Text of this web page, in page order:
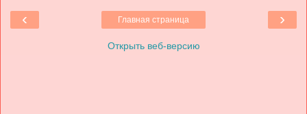
‹ ›
Главная страница
Открыть веб-версию